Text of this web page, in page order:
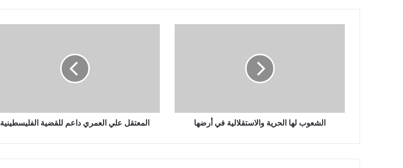
الشعوب لها الحرية والاستقلالية في أرضها المعتقل علي العمري داعم للقضية الفليسطينية